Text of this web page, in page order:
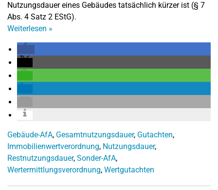
Nutzungsdauer eines Gebäudes tatsächlich kürzer ist (§ 7
Abs. 4 Satz 2 EStG).
Weiterlesen »
Gebäude-AfA, Gesamtnutzungsdauer, Gutachten,
Immobilienwertverordnung, Nutzungsdauer,
Restnutzungsdauer, Sonder-AfA,
Wertermittlungsverordnung, Wertgutachten